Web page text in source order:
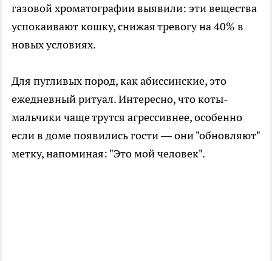
газовой хроматографии выявили: эти вещества
успокаивают кошку, снижая тревогу на 40% в
новых условиях.
Для пугливых пород, как абиссинские, это
ежедневный ритуал. Интересно, что коты-
мальчики чаще трутся агрессивнее, особенно
если в доме появились гости — они "обновляют"
метку, напоминая: "Это мой человек".